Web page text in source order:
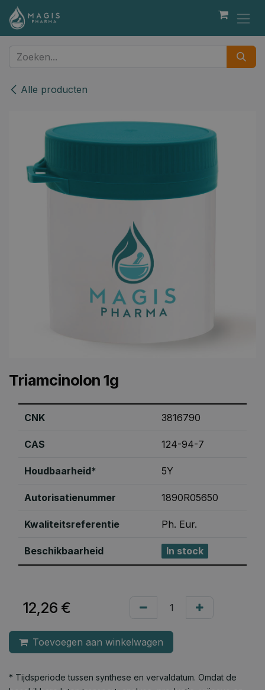
Overslaan naar inhoud
Alle producten
Triamcinolon 1g
CNK 3816790
CAS 124-94-7
Houdbaarheid* 5Y
Autorisatienummer 1890R05650
Kwaliteitsreferentie Ph. Eur.
Beschikbaarheid In stock
12,26 €
Toevoegen aan winkelwagen
* Tijdsperiode tussen synthese en vervaldatum. Omdat de